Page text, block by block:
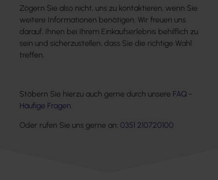
Zögern Sie also nicht, uns zu kontaktieren, wenn Sie
weitere Informationen benötigen. Wir freuen uns
darauf, Ihnen bei Ihrem Einkaufserlebnis behilflich zu
sein und sicherzustellen, dass Sie die richtige Wahl
treffen.
Stöbern Sie hierzu auch gerne durch unsere FAQ -
Häufige Fragen.
Oder rufen Sie uns gerne an: 0351 210720100